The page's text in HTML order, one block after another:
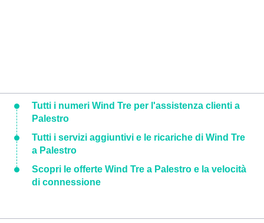
Tutti i numeri Wind Tre per l'assistenza clienti a
Palestro
Tutti i servizi aggiuntivi e le ricariche di Wind Tre
a Palestro
Scopri le offerte Wind Tre a Palestro e la velocità
di connessione